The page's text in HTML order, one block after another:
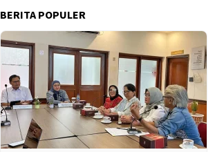
BERITA POPULER